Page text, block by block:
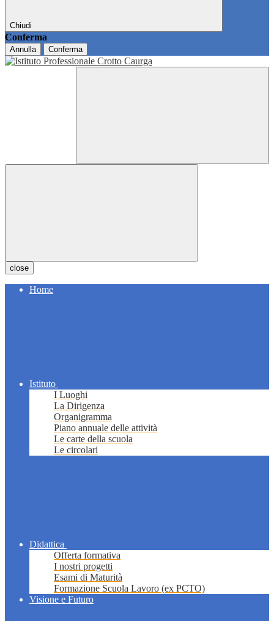
Chiudi
Conferma
Annulla Conferma
close
Home
Istituto
I Luoghi
La Dirigenza
Organigramma
Piano annuale delle attività
Le carte della scuola
Le circolari
Didattica
Offerta formativa
I nostri progetti
Esami di Maturità
Formazione Scuola Lavoro (ex PCTO)
Visione e Futuro